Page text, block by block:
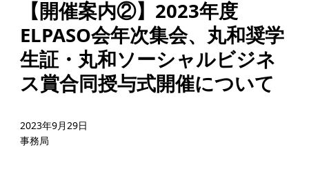
丸和育志会とは
理事長あいさつ
丸和育志会の目指す未来
学生のみなさんへ
起業家のみなさんへ
起業を考えている
【開催案内②】2023年度
ELPASO会年次集会、丸和奨学
生証・丸和ソーシャルビジネ
ス賞合同授与式開催について
2023年9月29日
事務局